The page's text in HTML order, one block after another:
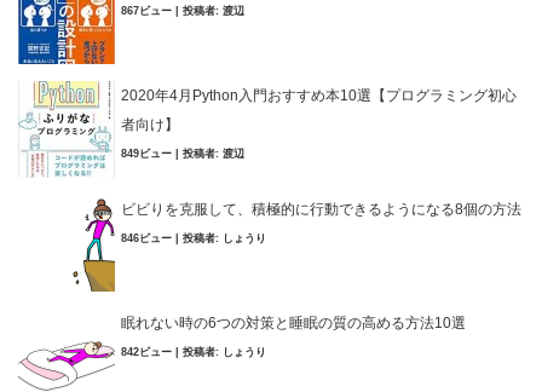
867ビュー 投稿者: 渡辺
2020年4月Python入門おすすめ本10選【プログラミング初心
者向け】
849ビュー 投稿者: 渡辺
ビビりを克服して、積極的に行動できるようになる8個の方法
846ビュー 投稿者: しょうり
眠れない時の6つの対策と睡眠の質の高める方法10選
842ビュー 投稿者: しょうり